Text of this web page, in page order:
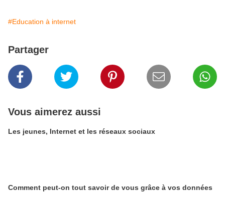
#Education à internet
Partager
Vous aimerez aussi
Les jeunes, Internet et les réseaux sociaux
Comment peut-on tout savoir de vous grâce à vos données